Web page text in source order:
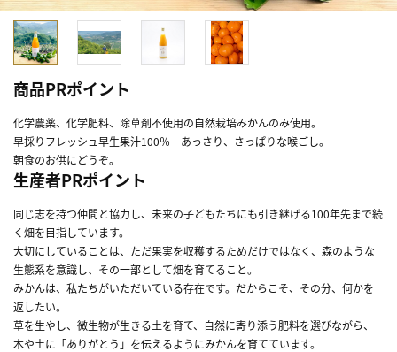
商品PRポイント
化学農薬、化学肥料、除草剤不使用の自然栽培みかんのみ使用。
早採りフレッシュ早生果汁100％ あっさり、さっぱりな喉ごし。
朝食のお供にどうぞ。
生産者PRポイント
同じ志を持つ仲間と協力し、未来の子どもたちにも引き継げる100年先まで続
く畑を目指しています。
大切にしていることは、ただ果実を収穫するためだけではなく、森のような
生態系を意識し、その一部として畑を育てること。
みかんは、私たちがいただいている存在です。だからこそ、その分、何かを
返したい。
草を生やし、微生物が生きる土を育て、自然に寄り添う肥料を選びながら、
木や土に「ありがとう」を伝えるようにみかんを育てています。